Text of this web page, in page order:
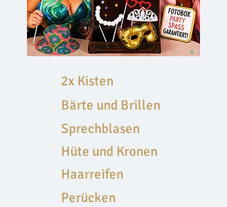
2x Kisten
Bärte und Brillen
Sprechblasen
Hüte und Kronen
Haarreifen
Perücken